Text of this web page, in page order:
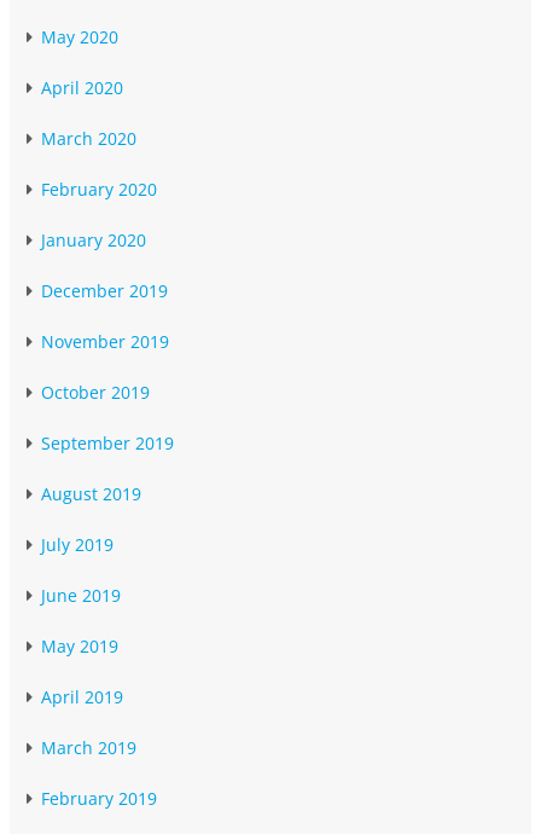
May 2020
April 2020
March 2020
February 2020
January 2020
December 2019
November 2019
October 2019
September 2019
August 2019
July 2019
June 2019
May 2019
April 2019
March 2019
February 2019